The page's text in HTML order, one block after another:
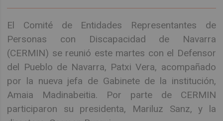
El Comité de Entidades Representantes de
Personas con Discapacidad de Navarra
(CERMIN) se reunió este martes con el Defensor
del Pueblo de Navarra, Patxi Vera, acompañado
por la nueva jefa de Gabinete de la institución,
Amaia Madinabeitia. Por parte de CERMIN
participaron su presidenta, Mariluz Sanz, y la